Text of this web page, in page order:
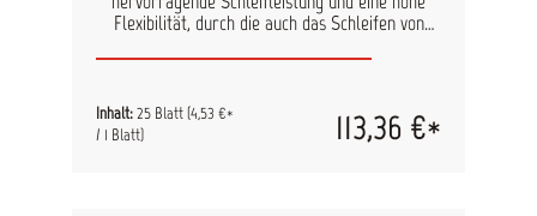
Flexibilität, durch die auch das Schleifen von
wird. Sie lassen sich sowohl im Trocken- als auch
der einzelnen Streifen, ist eine perfekte
Anpassung für das dazugehörige Schleifpad
Inhalt:25 Blatt(4,53 €*
/ 1 Blatt)
113,36 €*